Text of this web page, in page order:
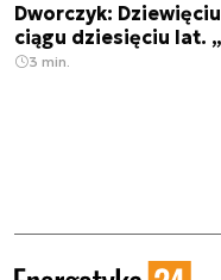
Dworczyk:
ciągu dziesięciu lat.
3 min.